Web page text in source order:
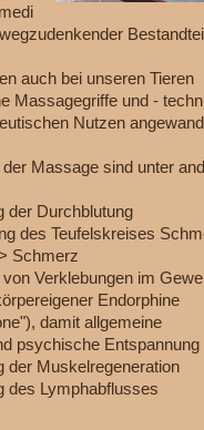
auch bei unseren Tieren
Massagegriffe und -
Nutzen
Massage sind unter
der Durchblutung
des Teufelskreises
Schmerz
Verklebungen im
Endorphine
damit allgemeine
psychische Entspannung
der Muskelregeneration
des Lymphabflusses